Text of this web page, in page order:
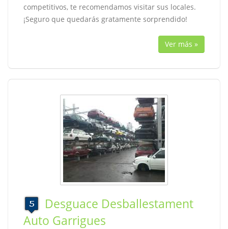
competitivos, te recomendamos visitar sus locales.
¡Seguro que quedarás gratamente sorprendido!
Ver más »
Desguace Desballestament
Auto Garrigues